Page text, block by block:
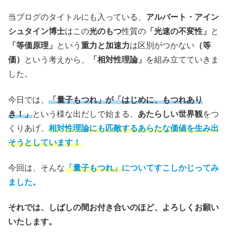
当ブログのタイトルにも入っている、 アルバート・アイン
シュタイン博士はこの光のもつ性質の 「光速の不変性」
と
「等価原理」
という 重力と加速力は区別がつかない （等
価）
という考えから、 「相対性理論」
を組み立てていきま
した。
今日では、 「量子もつれ」が「はじめに、もつれあり
き！」という様な出だしで始まる、 あたらしい世界観をつ
くりあげ、 相対性理論にも匹敵するあらたな価値を生み出
そうとしています！
今回は、そんな「量子もつれ」についてすこしかじってみ
ました。
それでは、しばしの間お付き合いのほど、よろしくお願い
いたします。